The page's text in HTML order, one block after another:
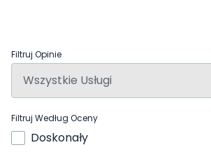
Filtruj Opinie
Filtruj Według Oceny
Doskonały